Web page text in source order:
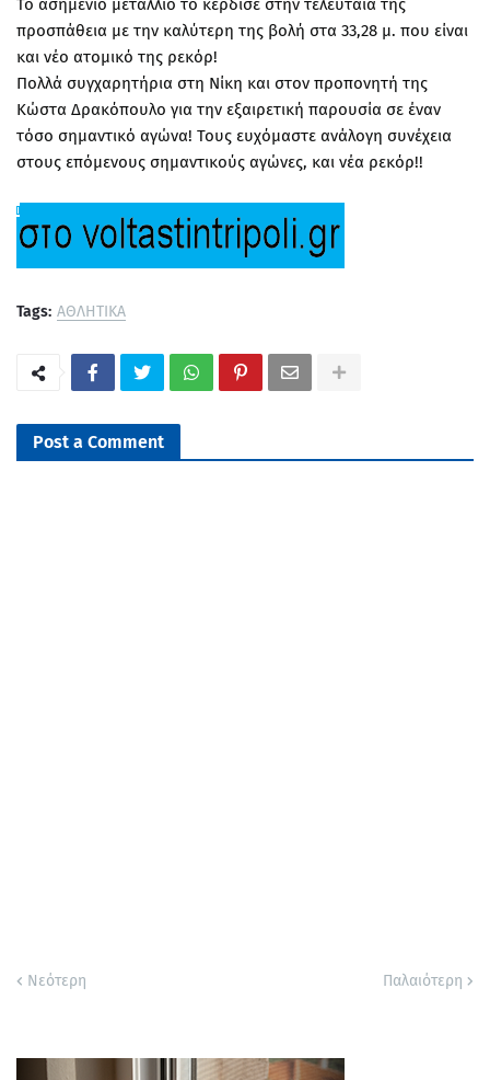
Το ασημένιο μετάλλιο το κέρδισε στην τελευταία της
προσπάθεια με την καλύτερη της βολή στα 33,28 μ. που είναι
και νέο ατομικό της ρεκόρ!
Πολλά συγχαρητήρια στη Νίκη και στον προπονητή της
Κώστα Δρακόπουλο για την εξαιρετική παρουσία σε έναν
τόσο σημαντικό αγώνα! Τους ευχόμαστε ανάλογη συνέχεια
στους επόμενους σημαντικούς αγώνες, και νέα ρεκόρ!!
Tags: ΑΘΛΗΤΙΚΑ
Post a Comment
Νεότερη Παλαιότερη